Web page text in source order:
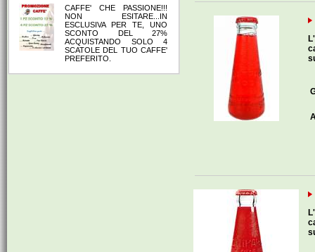
CAFFE' CHE PASSIONE!!!
NON ESITARE...IN
ESCLUSIVA PER TE, UNO
SCONTO DEL 27%
ACQUISTANDO SOLO 4
SCATOLE DEL TUO CAFFE'
PREFERITO.